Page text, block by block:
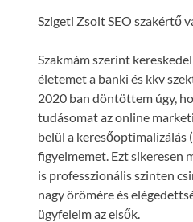
Szigeti Zsolt SEO szakértő
Szakmám szerint
életemet a banki és kkv
2020 ban döntöttem úgy,
tudásomat az online
belül a keresőoptimalizálás
figyelmemet. Ezt sikeresen
is professzionális szinten
nagy örömére és
ügyfeleim az elsők.